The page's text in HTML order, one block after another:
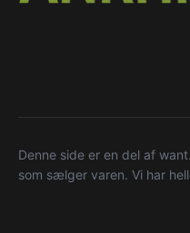
Denne side er en del af
som sælger varen. Vi har